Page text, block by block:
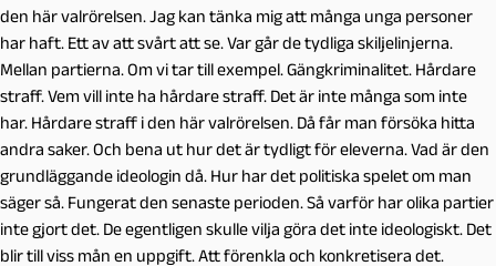
den här valrörelsen. Jag kan tänka mig att många unga personer
har haft. Ett av att svårt att se. Var går de tydliga skiljelinjerna.
Mellan partierna. Om vi tar till exempel. Gängkriminalitet. Hårdare
straff. Vem vill inte ha hårdare straff. Det är inte många som inte
har. Hårdare straff i den här valrörelsen. Då får man försöka hitta
andra saker. Och bena ut hur det är tydligt för eleverna. Vad är den
grundläggande ideologin då. Hur har det politiska spelet om man
säger så. Fungerat den senaste perioden. Så varför har olika partier
inte gjort det. De egentligen skulle vilja göra det inte ideologiskt. Det
blir till viss mån en uppgift. Att förenkla och konkretisera det.